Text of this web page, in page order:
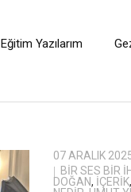
Eğitim Yazılarım
07 ARALIK
BIR SES BIR
DOĞAN, IÇERIK,